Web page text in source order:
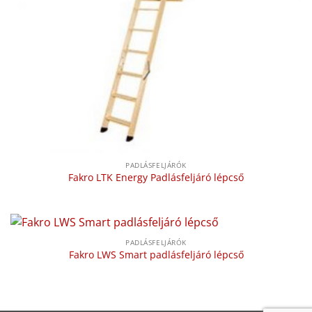
PADLÁSFELJÁRÓK
Fakro LTK Energy Padlásfeljáró lépcső
PADLÁSFELJÁRÓK
Fakro LWS Smart padlásfeljáró lépcső